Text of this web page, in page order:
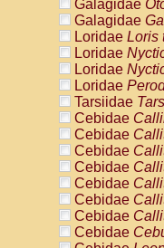
Galagidae
Galagidae
Loridae Loris
Loridae
Loridae
Loridae
Tarsiidae
Cebidae
Cebidae
Cebidae
Cebidae
Cebidae
Cebidae
Cebidae
Cebidae